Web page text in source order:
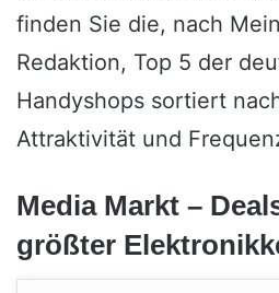
finden Sie die, nach
Redaktion, Top 5 der
Handyshops sortiert
Attraktivität und
Media Markt –
größter